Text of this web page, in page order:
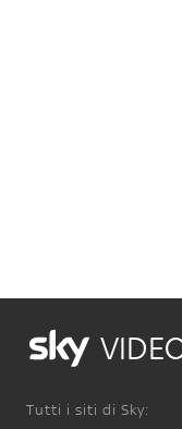
Tutti i siti di Sky: